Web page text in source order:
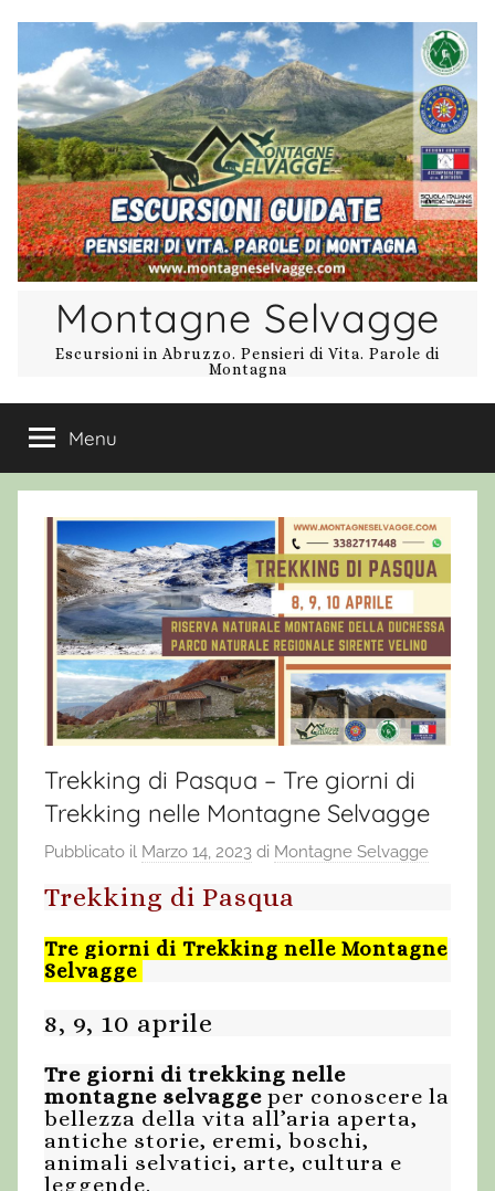
contenuto
Montagne Selvagge
Escursioni in Abruzzo. Pensieri di Vita. Parole di
Montagna
Menu
Trekking di Pasqua – Tre giorni di
Trekking nelle Montagne Selvagge
Pubblicato il Marzo 14, 2023 di Montagne Selvagge
Trekking di Pasqua
Tre giorni di Trekking nelle Montagne
Selvagge
8, 9, 10 aprile
Tre giorni di trekking nelle
montagne selvagge per conoscere la
bellezza della vita all’aria aperta,
antiche storie, eremi, boschi,
animali selvatici, arte, cultura e
leggende.